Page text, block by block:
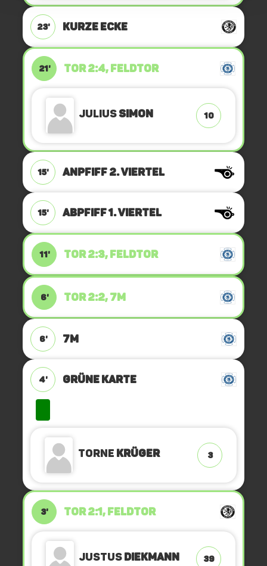
23' KURZE ECKE
21' TOR 2:4, FELDTOR
JuliusSimon 10
15' ANPFIFF 2. Viertel
15' ABPFIFF 1. Viertel
11' TOR 2:3, FELDTOR
6' TOR 2:2, 7M
6' 7M
4' GRÜNE KARTE
Torne Krüger 3
3' TOR 2:1, FELDTOR
JustusDiekmann 39